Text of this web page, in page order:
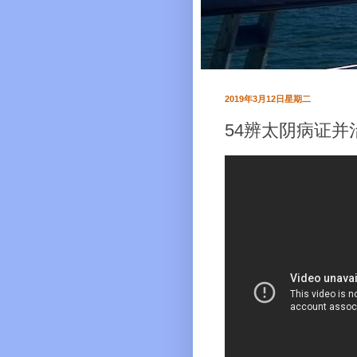
2019年3月12日星期二
54辨太阴病证并